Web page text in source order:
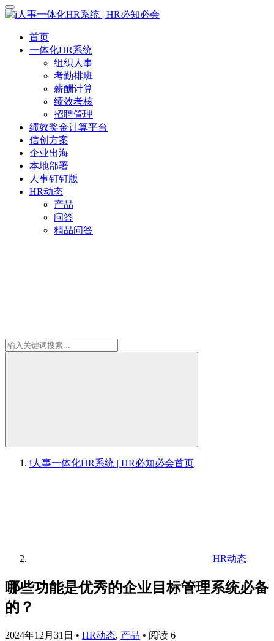
首页
一体化HR系统
组织人事
考勤排班
薪酬计算
绩效考核
招聘管理
绩效奖金计算平台
信创方案
企业出海
本地部署
人事钉钉版
HR动态
产品
问答
精品问答
i人事一体化HR系统 | HR必知必会首页
HR动态
哪些功能是优秀的企业目标管理系统必备
的？
2024年12月31日 • HR动态, 产品 • 阅读 6